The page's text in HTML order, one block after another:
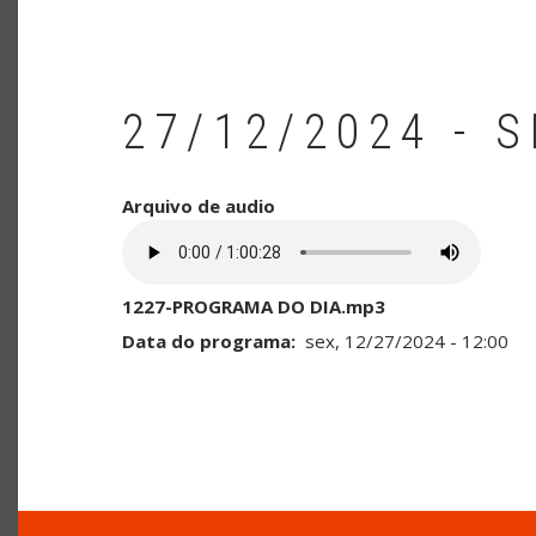
27/12/2024 -
Arquivo de audio
1227-PROGRAMA DO DIA.mp3
Data do programa sex, 12/27/2024 - 12:00